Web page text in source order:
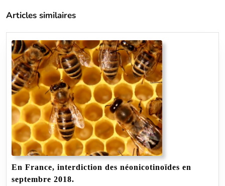
Articles similaires
En France, interdiction des néonicotinoïdes en
septembre 2018.